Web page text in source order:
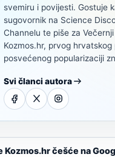
svemiru i povijesti. Gostuje
sugovornik na Science
Channelu te piše za
Kozmos.hr, prvog hrvatskog
posvećenog popularizaciji
Svi članci autora
Kozmos.hr češće na